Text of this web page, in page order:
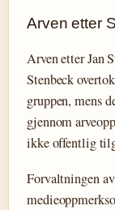
Arven etter
Arven etter Jan
Stenbeck
gruppen, mens
gjennom
ikke offentlig
Forvaltningen